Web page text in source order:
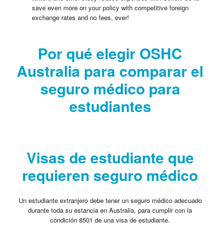
save even more on your policy with competitive foreign
exchange rates and no fees, ever!
Por qué elegir OSHC
Australia para comparar el
seguro médico para
estudiantes
Visas de estudiante que
requieren seguro médico
Un estudiante extranjero debe tener un seguro médico adecuado
durante toda su estancia en Australia, para cumplir con la
condición 8501 de una visa de estudiante.